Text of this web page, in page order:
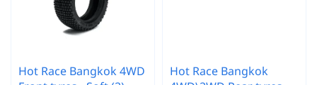
Hot Race Bangkok 4WD
Hot Race Bangkok